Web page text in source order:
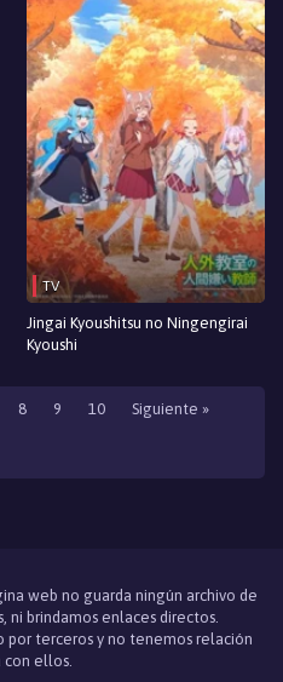
TV
Jingai Kyoushitsu no Ningengirai
Kyoushi
8 9 10 Siguiente »
web no guarda ningún archivo de
ni brindamos enlaces directos.
terceros y no tenemos relación
con ellos.